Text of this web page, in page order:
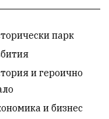
парк
и героично
и бизнес